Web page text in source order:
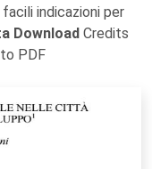
indicazioni per
Download Credits
PDF